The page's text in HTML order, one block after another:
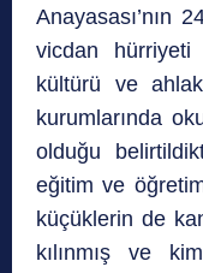
Anayasası’nın
vicdan hürriyeti
kültürü ve
kurumlarında
olduğu
eğitim ve
küçüklerin de
kılınmış ve